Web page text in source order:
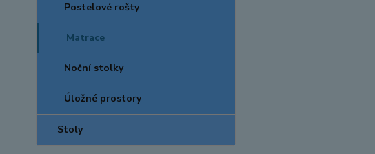
Postelové rošty
Matrace
Noční stolky
Úložné prostory
Stoly